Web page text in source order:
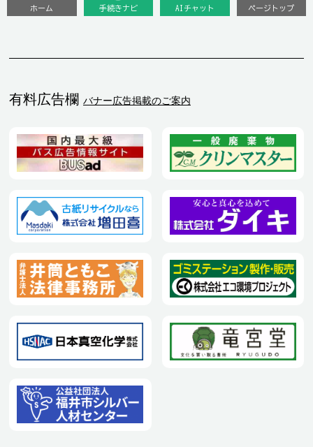
有料広告欄 バナー広告掲載のご案内
ホーム 手続きナビ AIチャット ページトップ